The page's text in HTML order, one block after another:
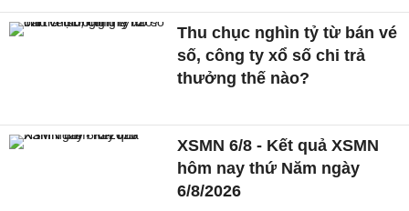
Thu chục nghìn tỷ từ bán vé
số, công ty xổ số chi trả
thưởng thế nào?
XSMN 6/8 - Kết quả XSMN
hôm nay thứ Năm ngày
6/8/2026